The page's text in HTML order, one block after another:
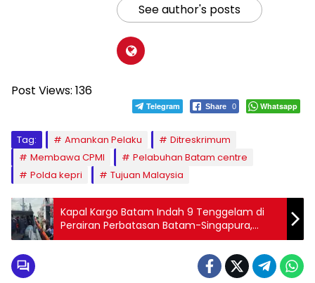
See author's posts
Post Views: 136
Telegram Share 0 Whatsapp
Tag: Amankan Pelaku
Ditreskrimum
Membawa CPMI
Pelabuhan Batam centre
Polda kepri
Tujuan Malaysia
Kapal Kargo Batam Indah 9 Tenggelam di
Perairan Perbatasan Batam-Singapura,
Delapan Kru Selamat